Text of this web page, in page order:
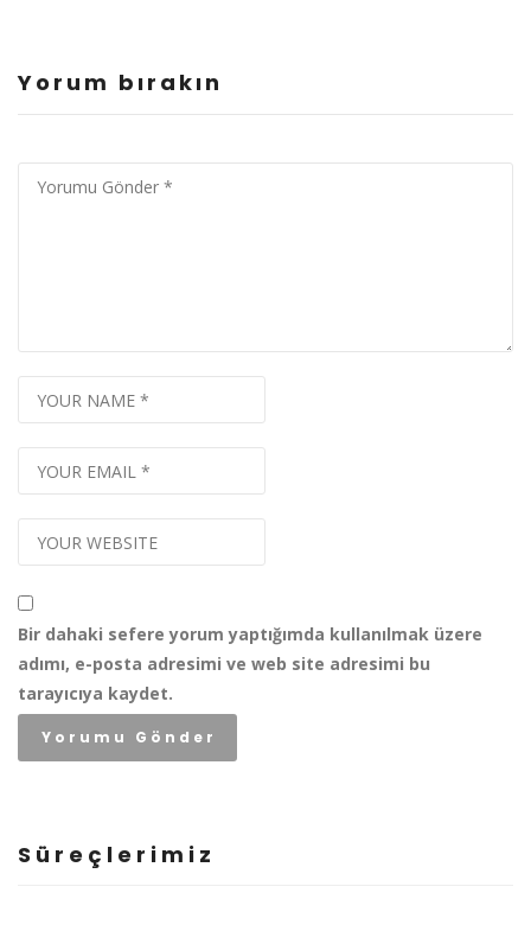
Yorum bırakın
Bir dahaki sefere yorum yaptığımda kullanılmak üzere
adımı, e-posta adresimi ve web site adresimi bu
tarayıcıya kaydet.
Süreçlerimiz